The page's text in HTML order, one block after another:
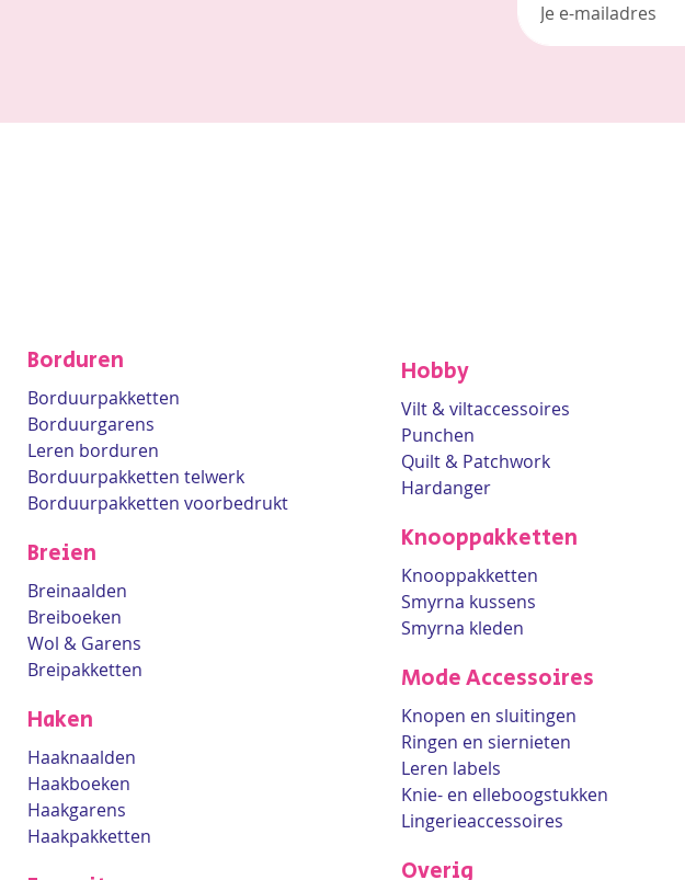
Borduren
Borduurpakketten
Borduurgarens
Leren borduren
Borduurpakketten telwerk
Borduurpakketten voorbedrukt
Breien
Breinaalden
Breiboeken
Wol & Garens
Breipakketten
Haken
Haaknaalden
Haakboeken
Haakgarens
Haakpakketten
Hobby
Vilt & viltaccessoires
Punchen
Quilt & Patchwork
Hardanger
Knooppakketten
Knooppakketten
Smyrna kussens
Smyrna kleden
Mode Accessoires
Knopen en sluitingen
Ringen en siernieten
Leren labels
Knie- en elleboogstukken
Lingerieaccessoires
Overig